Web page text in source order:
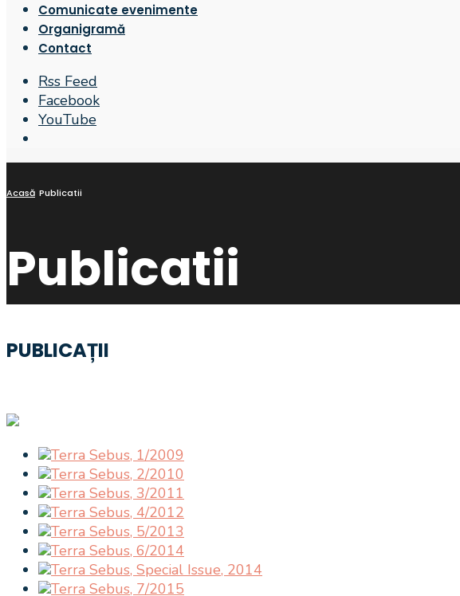
Comunicate evenimente
Organigramă
Contact
Rss Feed
Facebook
YouTube
Search
Acasă Publicatii
Publicatii
PUBLICAȚII
Terra Sebus, 1/2009
Terra Sebus, 2/2010
Terra Sebus, 3/2011
Terra Sebus, 4/2012
Terra Sebus, 5/2013
Terra Sebus, 6/2014
Terra Sebus, Special Issue, 2014
Terra Sebus, 7/2015